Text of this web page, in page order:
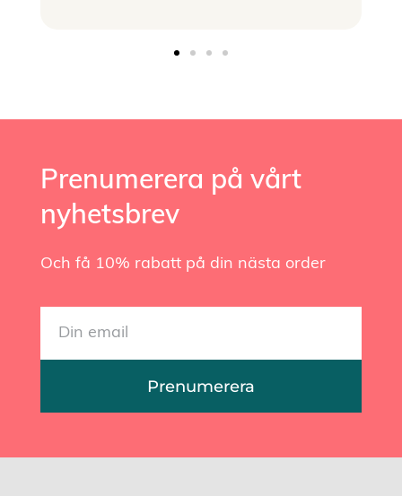
Prenumerera på vårt
nyhetsbrev
Och få 10% rabatt på din nästa order
Prenumerera